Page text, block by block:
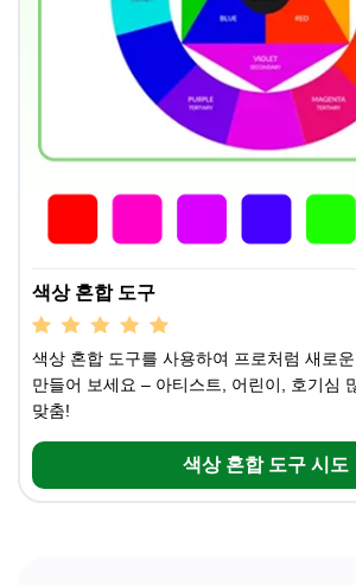
색상 혼합 도구
색상 혼합 도구를 사용하여 프로처럼 새로
만들어 보세요 – 아티스트, 어린이, 호기심
맞춤!
색상 혼합 도구 시도